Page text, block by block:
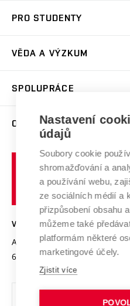
Koleje
Sport na VUT
Brno
Dny otevřených dveří
Celoživotní vzdělávání
E-přihláška
PRO STUDENTY
Harmonogram akademického
Závěrečné práce
Doktorské studium
Zpracování osobních údajů
Sociální bezpečí
Studium bez bariér
Podpora podnikání
VĚDA A VÝZKUM
Mezinárodní vědecká rada
Systém zajišťování kvality
Výzkumné infrastruktury
Transfer znalostí
Open Science
Projekty
Projekty ze strukturálních
Specifický výzkum
SPOLUPRÁCE
Zahraniční spolupráce
Spolupráce se školami
Služby univerzity
Mezinárodní dohody
Univerzitní sítě
O UNIVERZITĚ
Profil univerzity
Udržitelná univerzita
Podnikavá univerzita /
Bezpečná univerzita
Vyznamenání
Organizační struktura
Ochrana osobních údajů
VYSOKÉ UČENÍ TECHNICKÉ V
Antonínská 548/1
602 00 Brno
Nastavení
údajů
Soubory cookie
shromažďování a
a používání webu,
ze sociálních médií a
přizpůsobení obsahu
můžeme také
platformám některé
marketingové účely.
Zjistit více